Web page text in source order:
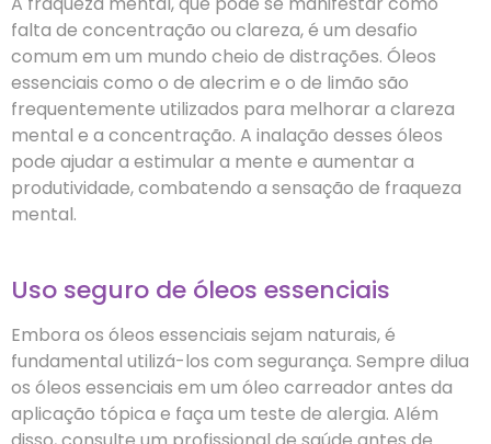
falta de concentração ou clareza, é um desafio
comum em um mundo cheio de distrações. Óleos
essenciais como o de alecrim e o de limão são
frequentemente utilizados para melhorar a clareza
mental e a concentração. A inalação desses óleos
pode ajudar a estimular a mente e aumentar a
produtividade, combatendo a sensação de fraqueza
mental.
Uso seguro de óleos essenciais
Embora os óleos essenciais sejam naturais, é
fundamental utilizá-los com segurança. Sempre dilua
os óleos essenciais em um óleo carreador antes da
aplicação tópica e faça um teste de alergia. Além